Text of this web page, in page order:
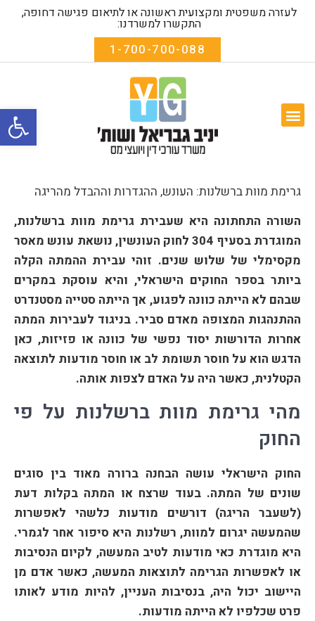
פתח
לעזרה משפטית ומקצועית ראשונה או לתיאום פגישה דחופה,
התקשרו למשרדנו:
1-700-700-088
גרימת מוות ברשלנות: העונש, ההגדרות וההבדל מהריגה
השורה התחתונה היא שעבירת גרימת מוות ברשלנות,
המוגדרת בסעיף 304 לחוק העונשין, נושאת עונש מאסר
מקסימלי של שלוש שנים. זוהי עבירת ההמתה הקלה
ביותר בספר החוקים הישראלי, והיא עוסקת במקרים
שבהם לא הייתה כוונה לפגוע, אך הייתה סטייה מסטנדרט
ההתנהגות המצופה מאדם סביר. בניגוד לעבירות המתה
אחרות הדורשות יסוד נפשי של כוונה או פזיזות, כאן
הדגש הוא על חוסר תשומת לב או חוסר מודעות לתוצאה
הקטלנית, כאשר היה על האדם לצפות אותה.
מהי גרימת מוות ברשלנות על פי
החוק
החוק הישראלי עושה הבחנה ברורה מאוד בין סוגים
שונים של המתה. בעוד שרצח או המתה בקלות דעת
(לשעבר הריגה) דורשים מודעות כלשהי לאפשרות
שהמעשה יגרום למוות, רשלנות היא סיפור אחר לגמרי.
היא מוגדרת כאי מודעות לטיב המעשה, לקיום הנסיבות
או לאפשרות הגרימה לתוצאות המעשה, כאשר אדם מן
היישוב יכול היה, בנסיבות העניין, להיות מודע לאותו
פרט שכלפיו לא הייתה מודעות.